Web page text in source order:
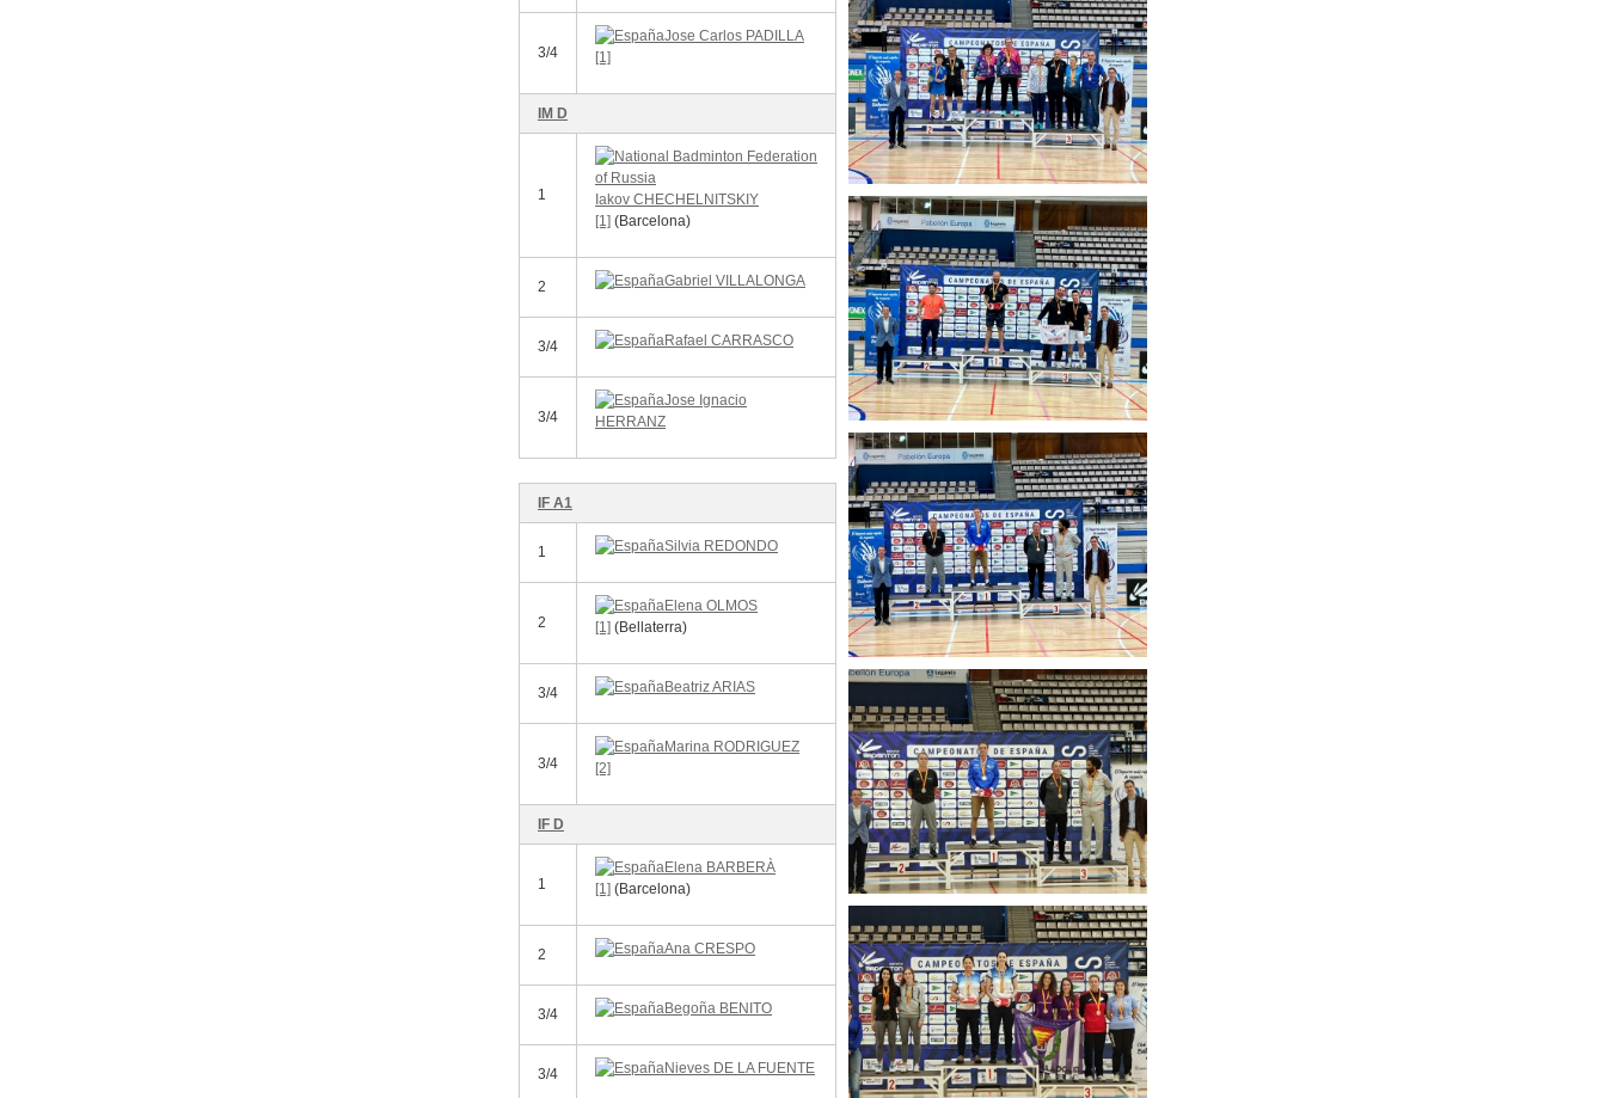
3/4
Jose Carlos PADILLA
[1]
IM D
1
Iakov CHECHELNITSKIY
[1] (Barcelona)
2 Gabriel VILLALONGA
3/4 Rafael CARRASCO
3/4
Jose Ignacio
HERRANZ
IF A1
1 Silvia REDONDO
2
Elena OLMOS
[1] (Bellaterra)
3/4 Beatriz ARIAS
3/4
Marina RODRIGUEZ
[2]
IF D
1
Elena BARBERÀ
[1] (Barcelona)
2 Ana CRESPO
3/4 Begoña BENITO
3/4 Nieves DE LA FUENTE